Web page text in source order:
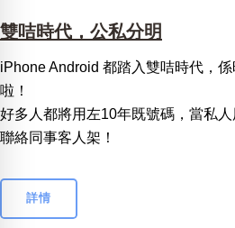
雙咭時代，公私分明
iPhone Android 都踏入雙咭時代，
啦！
好多人都將用左10年既號碼，當私
聯絡同事客人架！
詳情